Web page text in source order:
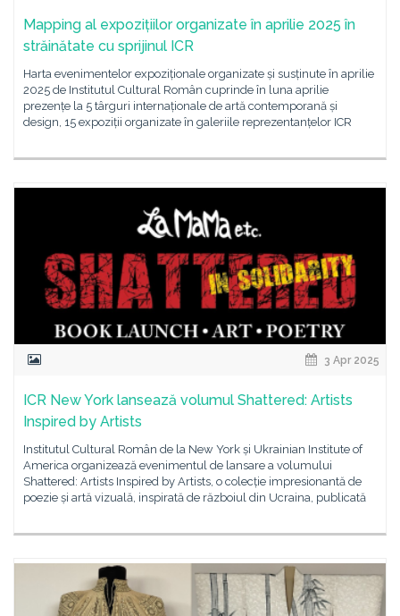
Mapping al expozițiilor organizate în aprilie 2025 în
străinătate cu sprijinul ICR
Harta evenimentelor expoziționale organizate și susținute în aprilie
2025 de Institutul Cultural Român cuprinde în luna aprilie
prezențe la 5 târguri internaționale de artă contemporană și
design, 15 expoziții organizate în galeriile reprezentanțelor ICR
3 Apr 2025
ICR New York lansează volumul Shattered: Artists
Inspired by Artists
Institutul Cultural Român de la New York și Ukrainian Institute of
America organizează evenimentul de lansare a volumului
Shattered: Artists Inspired by Artists, o colecție impresionantă de
poezie și artă vizuală, inspirată de războiul din Ucraina, publicată